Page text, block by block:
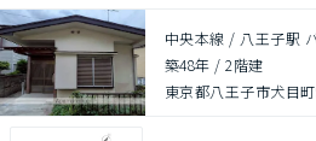
中央本線 / 八王子駅
築48年 /2階建
東京都八王子市犬目